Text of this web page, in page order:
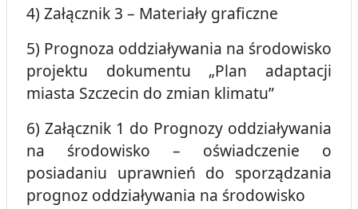
4) Załącznik 3 – Materiały graficzne
5) Prognoza oddziaływania na środowisko
projektu dokumentu „Plan adaptacji
miasta Szczecin do zmian klimatu”
6) Załącznik 1 do Prognozy oddziaływania
na środowisko – oświadczenie o
posiadaniu uprawnień do sporządzania
prognoz oddziaływania na środowisko